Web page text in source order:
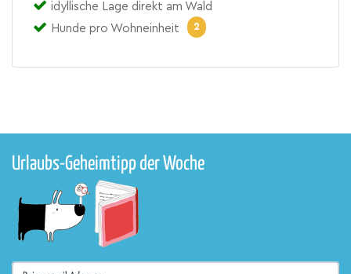
idyllische Lage direkt am Wald
Hunde pro Wohneinheit
2
Urlaubs-Geheimtipp der Woche